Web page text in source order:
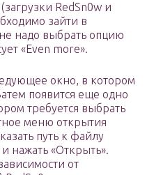
RedSn0w и
зайти в
надо выбрать опцию
«Even more».
окно, в котором
появится еще одно
требуется выбрать
меню открытия
путь к файлу
нажать «Открыть».
от